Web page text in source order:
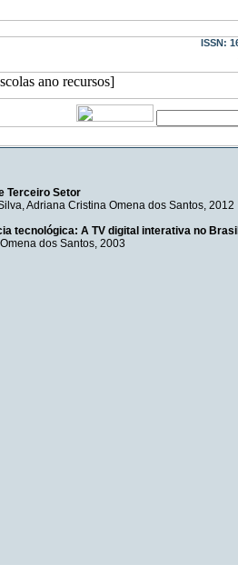
ISSN:
Terceiro Setor
,Adriana Cristina Omena dos Santos, 2012
tecnológica: A TV digital interativa no Brasil
dos Santos, 2003